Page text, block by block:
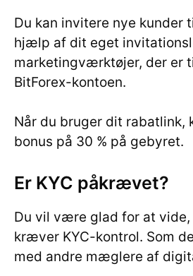
Du kan invitere nye kunder
hjælp af dit eget
marketingværktøjer, der er
BitForex-kontoen.
Når du bruger dit rabatlink,
bonus på 30 % på gebyret.
Er KYC påkrævet?
Du vil være glad for at vide,
kræver KYC-kontrol. Som
med andre mæglere af